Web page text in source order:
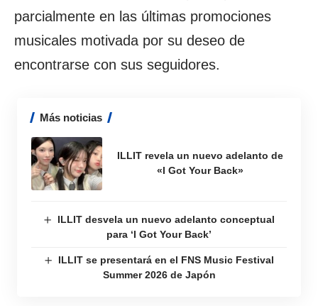
parcialmente en las últimas promociones
musicales motivada por su deseo de
encontrarse con sus seguidores.
Más noticias
ILLIT revela un nuevo adelanto de
«I Got Your Back»
ILLIT desvela un nuevo adelanto conceptual
para ‘I Got Your Back’
ILLIT se presentará en el FNS Music Festival
Summer 2026 de Japón